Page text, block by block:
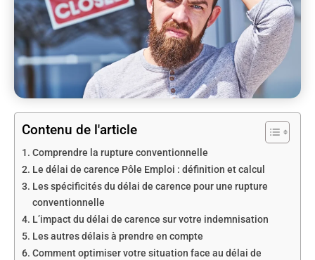
Contenu de l'article
Comprendre la rupture conventionnelle
Le délai de carence Pôle Emploi : définition et calcul
Les spécificités du délai de carence pour une rupture
conventionnelle
L’impact du délai de carence sur votre indemnisation
Les autres délais à prendre en compte
Comment optimiser votre situation face au délai de